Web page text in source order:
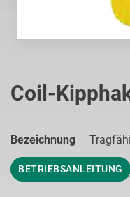
Coil-
Bezeichnung
BETRIEBSANLEITUNG
Anfang
der
springen